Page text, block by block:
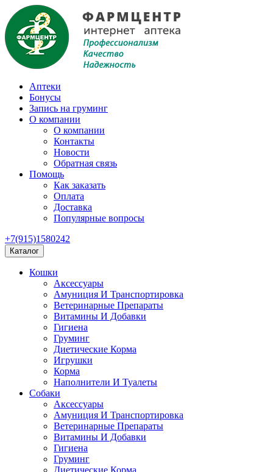
Аптеки
Бонусы
Запись на груминг
О компании
О компании
Контакты
Новости
Обратная связь
Помощь
Как заказать
Оплата
Доставка
Популярные вопросы
+7(915)1580242
Каталог
Кошки
Аксессуары
Амуниция И Транспортировка
Ветеринарные Препараты
Витамины И Добавки
Гигиена
Груминг
Диетические Корма
Игрушки
Корма
Наполнители И Туалеты
Собаки
Аксессуары
Амуниция И Транспортировка
Ветеринарные Препараты
Витамины И Добавки
Гигиена
Груминг
Диетические Корма